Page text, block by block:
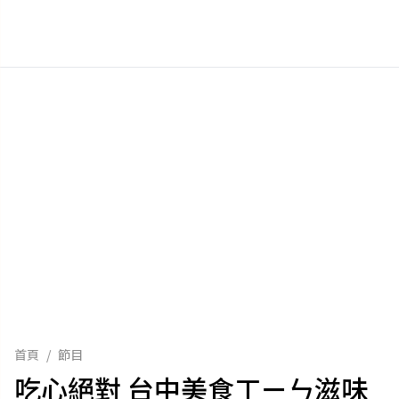
首頁 / 節目
吃心絕對 台中美食ㄒㄧㄣ滋味